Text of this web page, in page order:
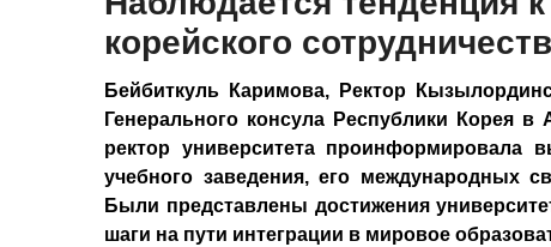
корейского
Бейбиткуль Каримова, Ректор
Генерального консула Республики Корея
ректор университета проинформировала
учебного заведения, его международных
Были представлены достижения
шаги на пути интеграции в мировое